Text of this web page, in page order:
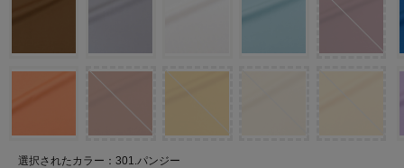
選択されたカラー：301.パンジー